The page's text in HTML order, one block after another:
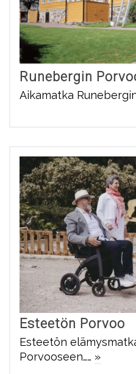
Runebergin
Aikamatka
Esteetön Porvoo
Esteetön
Porvooseen…… »